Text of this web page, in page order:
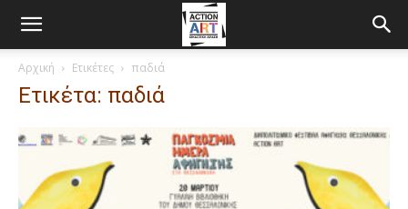
Αρχική Ετικέτες παδιά
Ετικέτα: παδιά